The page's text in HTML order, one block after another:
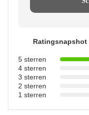
Ratingsnapshot
5 sterren
4 sterren
3 sterren
2 sterren
1 sterren